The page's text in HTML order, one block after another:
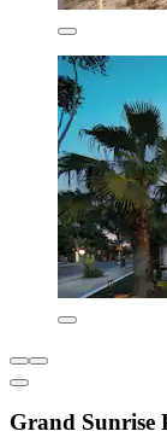
Grand Sunrise